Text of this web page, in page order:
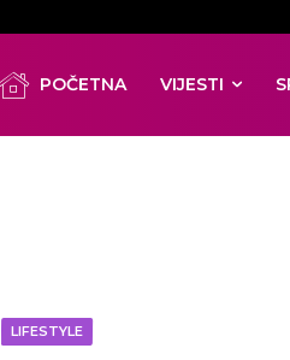
POČETNA VIJESTI
LIFESTYLE